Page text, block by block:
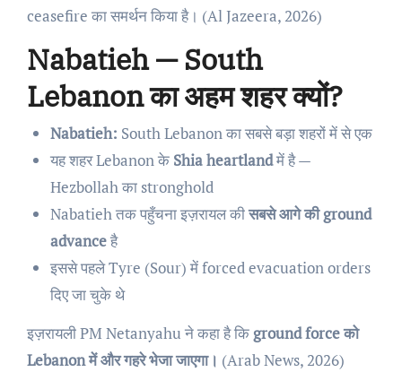
ceasefire का समर्थन किया है। (Al Jazeera, 2026)
Nabatieh — South
Lebanon का अहम शहर क्यों?
Nabatieh: South Lebanon का सबसे बड़ा शहरों में से एक
यह शहर Lebanon के Shia heartlandमें है —
Hezbollah का stronghold
Nabatieh तक पहुँचना इज़रायल कीसबसे आगे की ground
advanceहै
इससे पहले Tyre (Sour) में forced evacuation orders
दिए जा चुके थे
इज़रायली PM Netanyahu ने कहा है कि ground force को
Lebanon में और गहरे भेजा जाएगा। (Arab News, 2026)